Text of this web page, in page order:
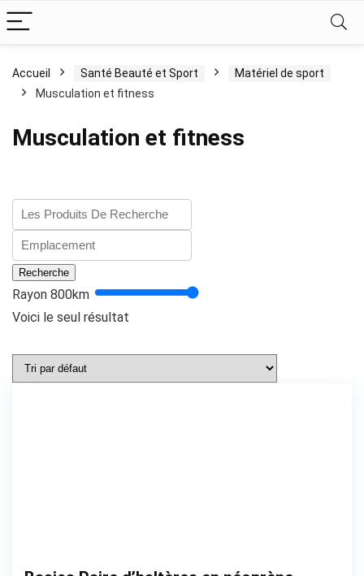
Accueil Santé Beauté et Sport
Matériel de sport
Musculation et fitness
Musculation et fitness
Recherche
Rayon 800km
Voici le seul résultat